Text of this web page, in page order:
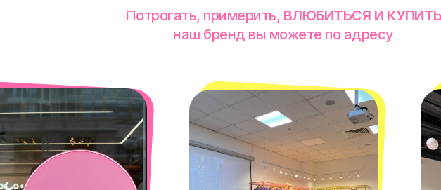
Потрогать, примерить, ВЛЮБИТЬСЯ И
наш бренд вы можете по адресу